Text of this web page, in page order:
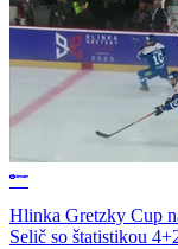
Hlinka Gretzky Cup
Selič so štatistikou